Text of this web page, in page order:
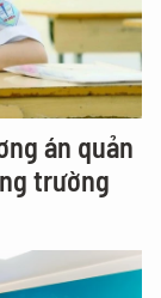
án quản
trường